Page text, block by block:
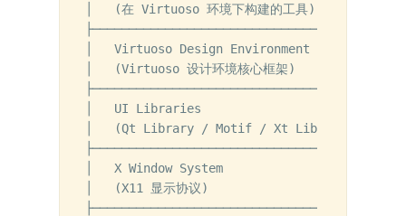
│   (在 Virtuoso 环境下构建的工具)    │
├─────────────────────────────────────┤
│   Virtuoso Design Environment       │
│   (Virtuoso 设计环境核心框架)       │
├─────────────────────────────────────┤
│   UI Libraries                      │
│   (Qt Library / Motif / Xt Library) │
├─────────────────────────────────────┤
│   X Window System                   │
│   (X11 显示协议)                    │
├─────────────────────────────────────┤